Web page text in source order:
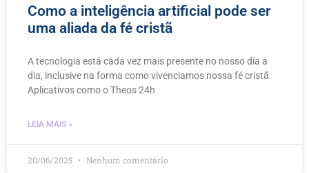
Como a inteligência artificial pode ser
uma aliada da fé cristã
A tecnologia está cada vez mais presente no nosso dia a
dia, inclusive na forma como vivenciamos nossa fé cristã.
Aplicativos como o Theos 24h
LEIA MAIS »
20/06/2025 Nenhum comentário